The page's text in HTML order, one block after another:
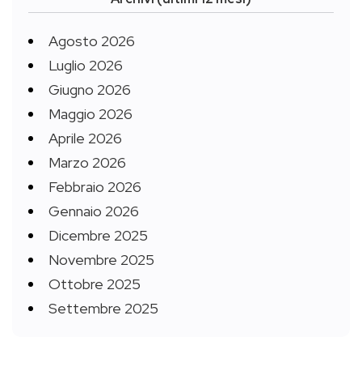
Agosto 2026
Luglio 2026
Giugno 2026
Maggio 2026
Aprile 2026
Marzo 2026
Febbraio 2026
Gennaio 2026
Dicembre 2025
Novembre 2025
Ottobre 2025
Settembre 2025